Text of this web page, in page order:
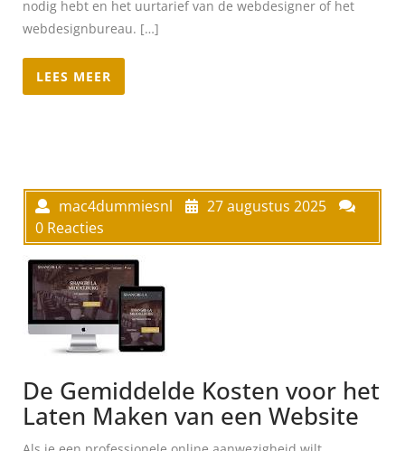
nodig hebt en het uurtarief van de webdesigner of het
webdesignbureau. […]
LEES MEER
mac4dummiesnl
27 augustus 2025
0 Reacties
De Gemiddelde Kosten voor het
Laten Maken van een Website